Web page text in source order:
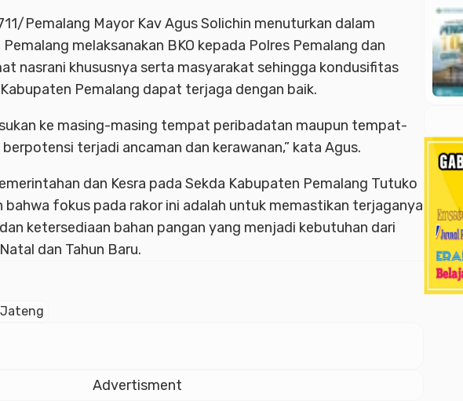
Pemalang Mayor Kav Agus Solichin menuturkan dalam
melaksanakan BKO kepada Polres Pemalang dan
nasrani khususnya serta masyarakat sehingga kondusifitas
Pemalang dapat terjaga dengan baik.
ke masing-masing tempat peribadatan maupun tempat-
terjadi ancaman dan kerawanan,” kata Agus.
dan Kesra pada Sekda Kabupaten Pemalang Tutuko
bahwa fokus pada rakor ini adalah untuk memastikan terjaganya
ketersediaan bahan pangan yang menjadi kebutuhan dari
dan Tahun Baru.
Jateng
Advertisment